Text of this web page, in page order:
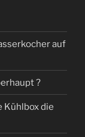
auf
?
Kühlbox die